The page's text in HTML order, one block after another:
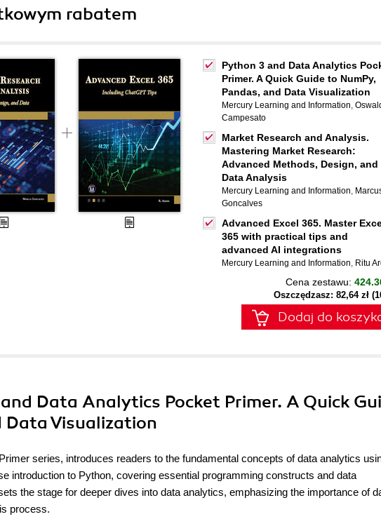
rabatem
Python 3 and Data Analytics
Primer. A Quick Guide to NumPy,
Pandas, and Data Visualization
Mercury Learning and Information,
Campesato
Market Research and Analysis.
Mastering Market Research:
Advanced Methods, Design, and
Data Analysis
Mercury Learning and Information,
Goncalves
Advanced Excel 365. Master
365 with practical tips and
advanced AI integrations
Mercury Learning and Information, Ritu
Cena zestawu:
Oszczędzasz: 82,64 zł
Dodaj do
Data Analytics Pocket Primer. A Quick
Data Visualization
series, introduces readers to the fundamental concepts of data analytics
introduction to Python, covering essential programming constructs and data
the stage for deeper dives into data analytics, emphasizing the importance of
process.